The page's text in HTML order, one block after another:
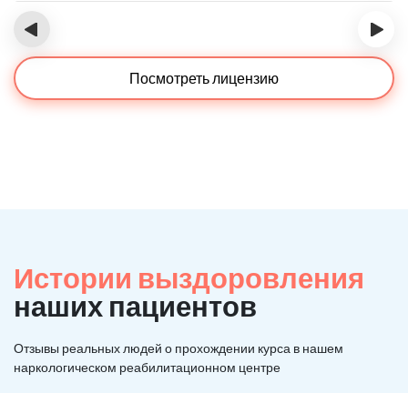
‹ ›
Посмотреть лицензию
Истории выздоровления
наших пациентов
Отзывы реальных людей о прохождении курса в нашем
наркологическом реабилитационном центре